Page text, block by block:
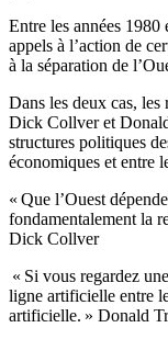
Entre les années 1980
appels à l’action de
à la séparation de
Dans les deux cas, les
Dick Collver et
structures politiques
économiques et entre
« Que l’Ouest
fondamentalement la
Dick Collver
« Si vous regardez
ligne artificielle entre
artificielle. » Donald